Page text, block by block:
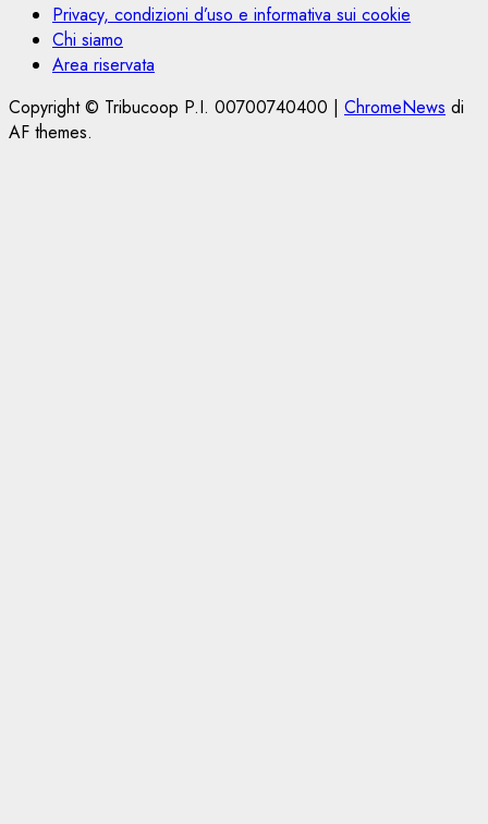
Privacy, condizioni d’uso e informativa sui cookie
Chi siamo
Area riservata
Copyright © Tribucoop P.I. 00700740400 | ChromeNews di
AF themes.